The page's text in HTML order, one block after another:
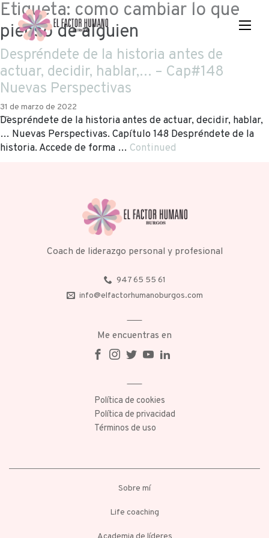
Etiqueta: como cambiar lo que
pienso de alguien
Despréndete de la historia antes de
actuar, decidir, hablar,… – Cap#148
Nuevas Perspectivas
31 de marzo de 2022
Despréndete de la historia antes de actuar, decidir, hablar,
… Nuevas Perspectivas. Capítulo 148 Despréndete de la
historia. Accede de forma … Continued
Coach de liderazgo personal y profesional
947 65 55 61
info@elfactorhumanoburgos.com
Me encuentras en
Política de cookies
Política de privacidad
Términos de uso
Sobre mí
Life coaching